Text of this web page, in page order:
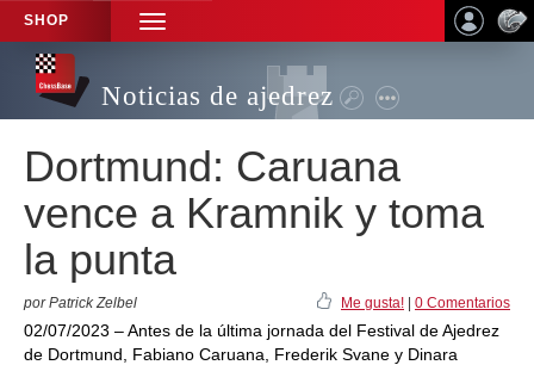
SHOP
TOGGLE
NAVIGATION
Noticias de ajedrez
Dortmund: Caruana
vence a Kramnik y toma
la punta
por Patrick Zelbel Me gusta! 0 Comentarios
02/07/2023 – Antes de la última jornada del Festival de Ajedrez
de Dortmund, Fabiano Caruana, Frederik Svane y Dinara